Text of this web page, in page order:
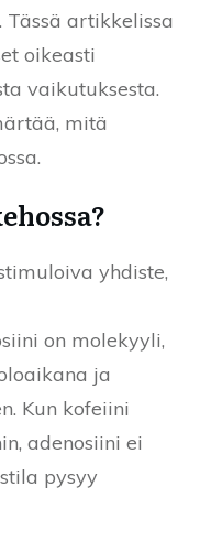
artikkelissa
oikeasti
vaikutuksesta.
mitä
yhdiste,
on molekyyli,
ja
Kun kofeiini
adenosiini ei
pysyy